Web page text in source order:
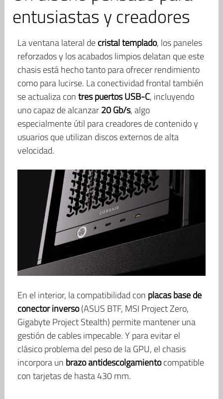
entusiastas y creadores
La ventana lateral decristal templado, los paneles
reforzados y los acabados limpios delatan que este
chasis está hecho tanto para ofrecer rendimiento
como para lucirse. La conectividad frontal también
se actualiza contres puertos USB-C, incluyendo
uno capaz de alcanzar20 Gb/s, algo
especialmente útil para creadores de contenido y
usuarios que utilizan discos externos de alta
velocidad.
En el interior, la compatibilidad con placas base de
conector inverso(ASUS BTF, MSI Project Zero,
Gigabyte Project Stealth) permite mantener una
gestión de cables impecable. Y para evitar el
clásico problema del peso de la GPU, el chasis
incorpora un brazo antidescolgamientocompatible
con tarjetas de hasta 430 mm.